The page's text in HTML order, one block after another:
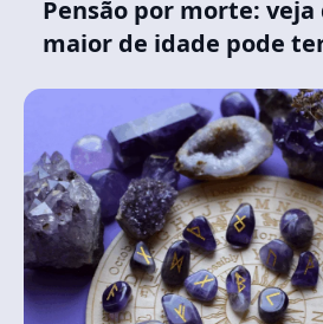
Pensão por morte:
maior de idade pode